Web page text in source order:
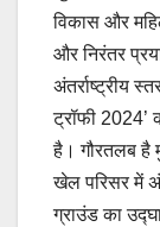
विकास और
और निरंतर
अंतर्राष्ट्रीय
ट्रॉफी 2024’
है। गौरतलब है
खेल परिसर में
ग्राउंड का